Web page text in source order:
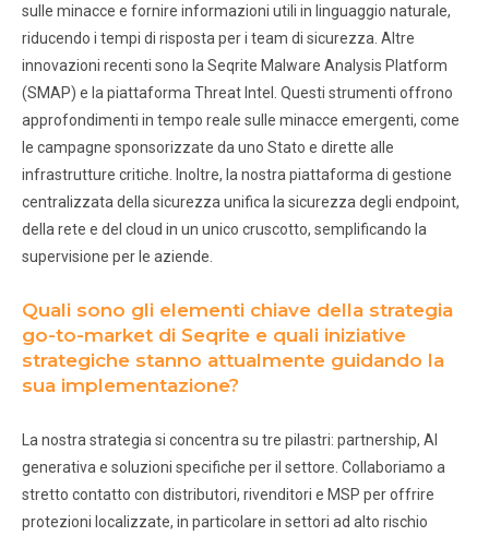
sulle minacce e fornire informazioni utili in linguaggio naturale,
riducendo i tempi di risposta per i team di sicurezza. Altre
innovazioni recenti sono la Seqrite Malware Analysis Platform
(SMAP) e la piattaforma Threat Intel. Questi strumenti offrono
approfondimenti in tempo reale sulle minacce emergenti, come
le campagne sponsorizzate da uno Stato e dirette alle
infrastrutture critiche. Inoltre, la nostra piattaforma di gestione
centralizzata della sicurezza unifica la sicurezza degli endpoint,
della rete e del cloud in un unico cruscotto, semplificando la
supervisione per le aziende.
Quali sono gli elementi chiave della strategia
go-to-market di Seqrite e quali iniziative
strategiche stanno attualmente guidando la
sua implementazione?
La nostra strategia si concentra su tre pilastri: partnership, AI
generativa e soluzioni specifiche per il settore. Collaboriamo a
stretto contatto con distributori, rivenditori e MSP per offrire
protezioni localizzate, in particolare in settori ad alto rischio